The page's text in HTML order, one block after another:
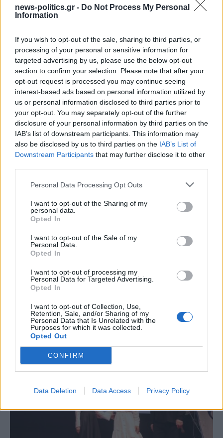
news-politics.gr - Do Not Process My Personal
Information
If you wish to opt-out of the sale, sharing to third parties, or
processing of your personal or sensitive information for
targeted advertising by us, please use the below opt-out
section to confirm your selection. Please note that after your
opt-out request is processed you may continue seeing
interest-based ads based on personal information utilized by
us or personal information disclosed to third parties prior to
your opt-out. You may separately opt-out of the further
disclosure of your personal information by third parties on the
IAB’s list of downstream participants. This information may
also be disclosed by us to third parties on the IAB’s List of
Downstream Participants that may further disclose it to other
Personal Data Processing Opt Outs
I want to opt-out of the Sharing of my
personal data.
Opted In
I want to opt-out of the Sale of my
Personal Data.
Opted In
I want to opt-out of processing my
Personal Data for Targeted Advertising.
Opted In
I want to opt-out of Collection, Use,
Retention, Sale, and/or Sharing of my
Personal Data that Is Unrelated with the
Purposes for which it was collected.
Opted Out
CONFIRM
Data Deletion Data Access Privacy Policy
λεπτομέρειες
Το Επαρχείο τιμά τον Καλύμνιο Σκεύο Ζερβό: Έκθεση
για τα 60 χρόνια από την εκδημία του επιστήμονα,
πολιτικού και εθνικού αγωνιστή (φωτος κ videos)
Γιάννης Χατζής, πρόεδρος ΠΟΞ: «Ο ελληνικός
τουρισμός άντεξε τις διεθνείς κρίσεις, αλλά
χρειάζονται γενναίες αλλαγές για να παραμείνει
ανταγωνιστικός» (ηχητικό)